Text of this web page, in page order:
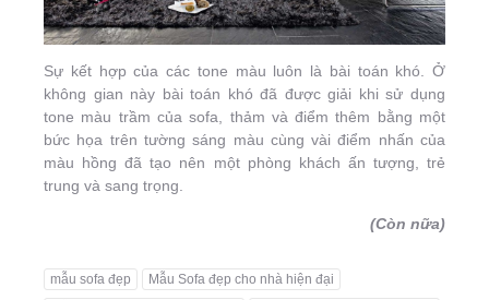
Sự kết hợp của các tone màu luôn là bài toán khó. Ở
không gian này bài toán khó đã được giải khi sử dụng
tone màu trầm của sofa, thảm và điểm thêm bằng một
bức họa trên tường sáng màu cùng vài điểm nhấn của
màu hồng đã tạo nên một phòng khách ấn tượng, trẻ
trung và sang trọng.
(Còn nữa)
mẫu sofa đẹp
Mẫu Sofa đẹp cho nhà hiện đại